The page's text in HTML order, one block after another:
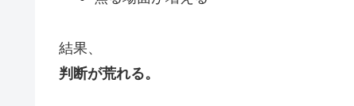
結果、
判断が荒れる。